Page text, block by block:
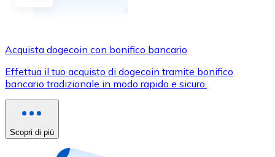
Usa le carte Visa e Mastercard per acquistare
Acquista con carta
Acquista dogecoin con bonifico bancario
Effettua il tuo acquisto di dogecoin tramite bonifico
bancario tradizionale in modo rapido e sicuro.
Scopri di più